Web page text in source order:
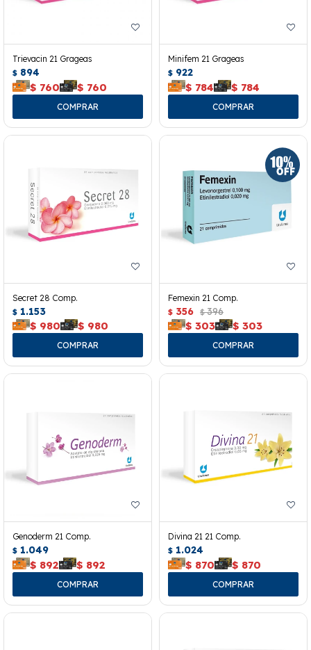
Trievacin 21 Grageas
$ 894
$ 760 $ 760
Minifem 21 Grageas
$ 922
$ 784 $ 784
Secret 28 Comp.
$ 1.153
$ 980 $ 980
Femexin 21 Comp.
$ 356 $ 396
$ 303 $ 303
Genoderm 21 Comp.
$ 1.049
$ 892 $ 892
Divina 21 21 Comp.
$ 1.024
$ 870 $ 870